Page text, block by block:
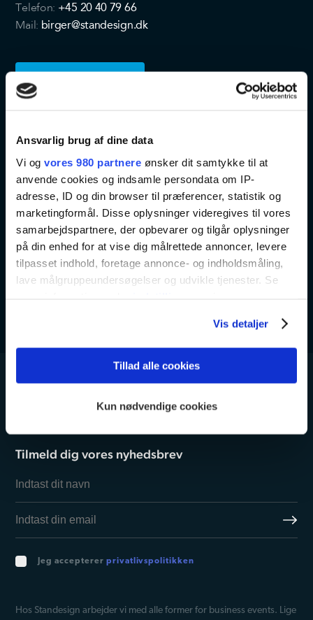
Ansvarlig brug af dine data
Vi og vores 980 partnere ønsker dit samtykke til at
anvende cookies og indsamle persondata om IP-
adresse, ID og din browser til præferencer, statistik og
marketingformål. Disse oplysninger videregives til vores
samarbejdspartnere, der opbevarer og tilgår oplysninger
på din enhed for at vise dig målrettede annoncer, levere
tilpasset indhold, foretage annonce- og indholdsmåling,
lave målgruppeundersøgelser og udvikle tjenester. Se
"Cookiedeklaration", eller ved at trykke på "Privacy
annoncer, til at vise dig funktioner til sociale medier og til
at analysere vores trafik. Vi deler også oplysninger om
din brug af vores hjemmeside med vores partnere inden
analysepartnere. Vores partnere kan kombinere disse
Vis detaljer
Tillad alle cookies
Kun nødvendige cookies
Telefon: +45 20 40 79 66
Mail: birger@standesign.dk
Tilmeld dig vores nyhedsbrev
Jeg accepterer privatlivspolitikken
Hos Standesign arbejder vi med alle former for business events. Lige